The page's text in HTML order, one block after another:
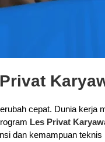
cepat. Dunia kerja
Les Privat
dan kemampuan